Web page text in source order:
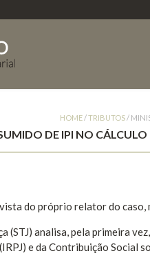
HOME/TRIBUTOS/
DE IPI NO
do próprio relator do caso,
(STJ) analisa, pela primeira
e da Contribuição Social